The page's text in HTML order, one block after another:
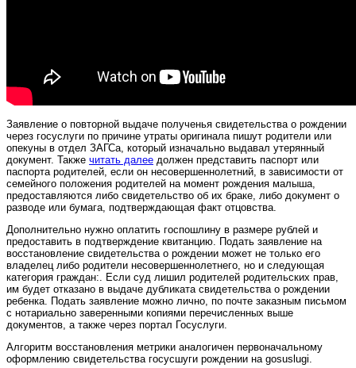
Заявление о повторной выдаче полученья свидетельства о рождении
через госуслуги по причине утраты оригинала пишут родители или
опекуны в отдел ЗАГСа, который изначально выдавал утерянный
документ. Также читать далее должен представить паспорт или
паспорта родителей, если он несовершеннолетний, в зависимости от
семейного положения родителей на момент рождения малыша,
предоставляются либо свидетельство об их браке, либо документ о
разводе или бумага, подтверждающая факт отцовства.
Дополнительно нужно оплатить госпошлину в размере рублей и
предоставить в подтверждение квитанцию. Подать заявление на
восстановление свидетельства о рождении может не только его
владелец либо родители несовершеннолетнего, но и следующая
категория граждан:. Если суд лишил родителей родительских прав,
им будет отказано в выдаче дубликата свидетельства о рождении
ребенка. Подать заявление можно лично, по почте заказным письмом
с нотариально заверенными копиями перечисленных выше
документов, а также через портал Госуслуги.
Алгоритм восстановления метрики аналогичен первоначальному
оформлению свидетельства госусшуги рождении на gosuslugi.